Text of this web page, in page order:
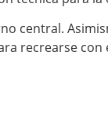
central.
recrearse con